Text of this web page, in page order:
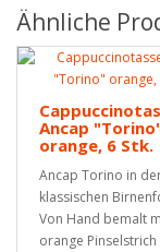
Ähnliche
Ancap
orange, 6 Stk.
Ancap Torino in
klassischen
Von Hand bemalt
orange Pinselstrich